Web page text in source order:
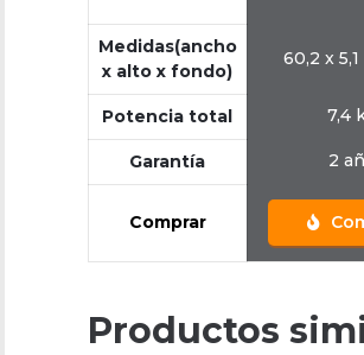
Medidas(ancho
x alto x fondo)
60,2 x
Potencia total 7,4
Garantía 2
Comprar
Productos